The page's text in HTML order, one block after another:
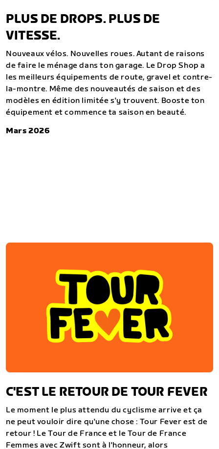
PLUS DE DROPS. PLUS DE
VITESSE.
Nouveaux vélos. Nouvelles roues. Autant de raisons
de faire le ménage dans ton garage. Le Drop Shop a
les meilleurs équipements de route, gravel et contre-
la-montre. Même des nouveautés de saison et des
modèles en édition limitée s'y trouvent. Booste ton
équipement et commence ta saison en beauté.
Mars 2026
C'EST LE RETOUR DE TOUR FEVER
Le moment le plus attendu du cyclisme arrive et ça
ne peut vouloir dire qu'une chose : Tour Fever est de
retour ! Le Tour de France et le Tour de France
Femmes avec Zwift sont à l'honneur, alors